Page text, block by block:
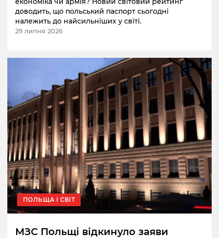
доводить, що польський паспорт сьогодні
належить до найсильніших у світі.
29 липня 2026
ПОЛЬЩА І СВІТ
МЗС Польщі відкинуло заяви